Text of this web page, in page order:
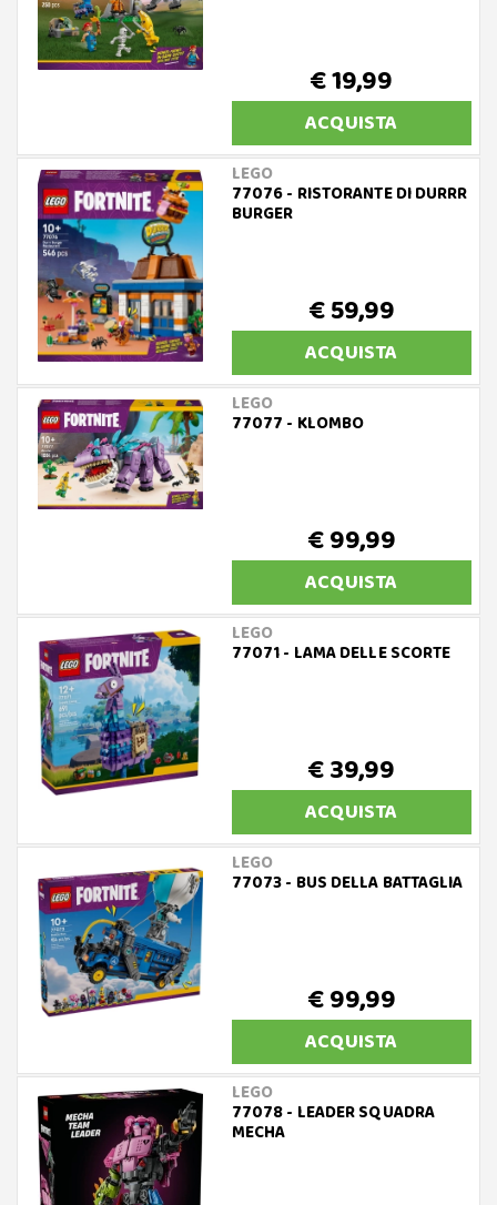
€ 19,99
ACQUISTA
LEGO
77076 - RISTORANTE DI DURRR
BURGER
€ 59,99
ACQUISTA
LEGO
77077 - KLOMBO
€ 99,99
ACQUISTA
LEGO
77071 - LAMA DELLE SCORTE
€ 39,99
ACQUISTA
LEGO
77073 - BUS DELLA BATTAGLIA
€ 99,99
ACQUISTA
LEGO
77078 - LEADER SQUADRA
MECHA